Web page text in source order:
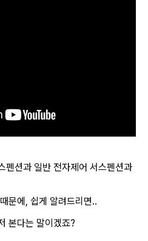
펜션과 일반 전자제어 서스펜션과
문에, 쉽게 알려드리면..
본다는 말이겠죠?